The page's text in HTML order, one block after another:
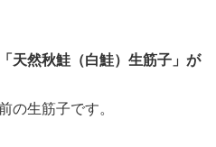
天然秋鮭（白鮭）生筋子」が
の生筋子です。